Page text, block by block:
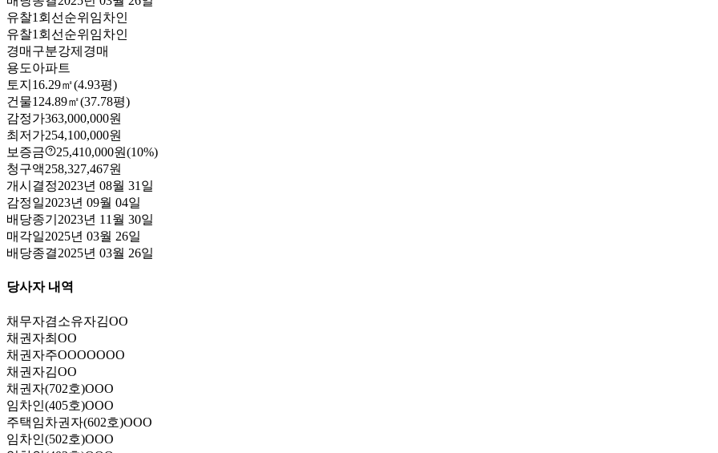
유찰1회 선순위임차인
유찰1회 선순위임차인
경매구분강제경매
용도아파트
토지 16.29㎡(4.93평)
건물124.89㎡(37.78평)
감정가363,000,000원
최저가254,100,000원
보증금
25,410,000원(10%)
청구액258,327,467원
개시결정2023년 08월 31일
감정일2023년 09월 04일
배당종기 2023년 11월 30일
매각일2025년 03월 26일
배당종결2025년 03월 26일
당사자 내역
채무자겸소유자김OO
채권자최OO
채권자주OOOOOOO
채권자김OO
채권자(702호)OOO
임차인(405호)OOO
주택임차권자(602호)OOO
임차인(502호)OOO